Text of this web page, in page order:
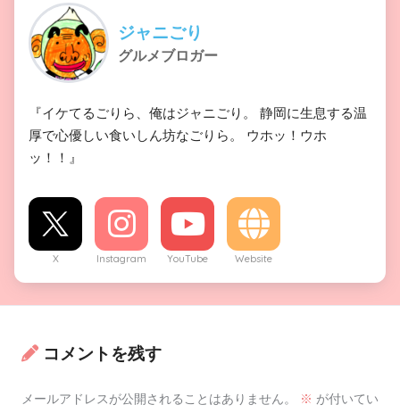
ジャニごり
グルメブロガー
『イケてるごりら、俺はジャニごり。 静岡に生息する温
厚で心優しい食いしん坊なごりら。 ウホッ！ウホ
ッ！！』
X Instagram YouTube Website
コメントを残す
メールアドレスが公開されることはありません。 ※ が付いてい